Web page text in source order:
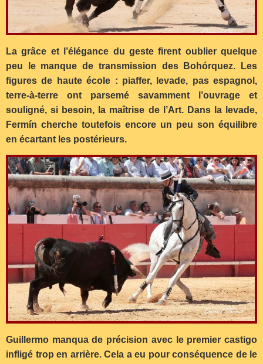
La grâce et l’élégance du geste firent oublier quelque
peu le manque de transmission des Bohórquez. Les
figures de haute école : piaffer, levade, pas espagnol,
terre-à-terre ont parsemé savamment l’ouvrage et
souligné, si besoin, la maîtrise de l’Art. Dans la levade,
Fermín cherche toutefois encore un peu son équilibre
en écartant les postérieurs.
Guillermo manqua de précision avec le premier castigo
infligé trop en arrière. Cela a eu pour conséquence de le